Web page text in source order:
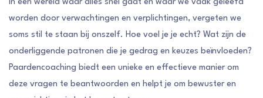
In een wereld waar alles snel gaat en waar we vaak geleefd
worden door verwachtingen en verplichtingen, vergeten we
soms stil te staan bij onszelf. Hoe voel je je echt? Wat zijn de
onderliggende patronen die je gedrag en keuzes beïnvloeden?
Paardencoaching biedt een unieke en effectieve manier om
deze vragen te beantwoorden en helpt je om bewuster en